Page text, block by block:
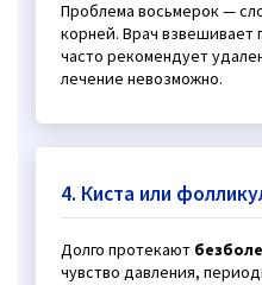
Проблема восьмерок —
корней. Врач взвешивает
часто рекомендует
лечение невозможно.
4. Киста или
Долго протекают
чувство давления,